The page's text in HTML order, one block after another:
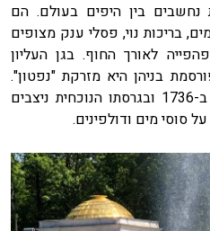
נחשבים בין היפים בעולם. הם
בריכות נוי, פסלי ענק מצופים
לאורך החוף. בגן העליון
בניהן היא מזרקת "נפטון".
הפסל עבר שינויים מאז הוצב ב-1736 ובגרסתו הנוכחית ניצבים
סוסי מים ודולפינים.